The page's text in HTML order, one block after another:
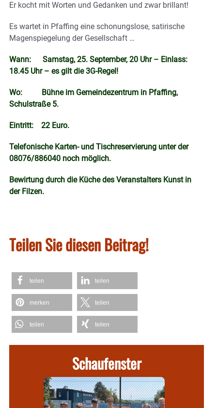
Er kocht mit Worten und Gedanken und zwar brillant!
Es wartet in Pfaffing eine schonungslose, satirische
Magenspiegelung der Gesellschaft …
Wann: Samstag, 25. September, 20 Uhr – Einlass:
18.45 Uhr – es gilt die 3G-Regel!
Wo: Bühne im Gemeindezentrum in Pfaffing,
Schulstraße 5.
Eintritt: 22 Euro.
Telefonische Karten- und Tischreservierung unter der
08076/886040 noch möglich.
Bewirtung durch die Küche des Veranstalters Kunst in
der Filzen.
Teilen Sie diesen Beitrag!
teilen teilen
merken teilen
teilen teilen
Schaufenster